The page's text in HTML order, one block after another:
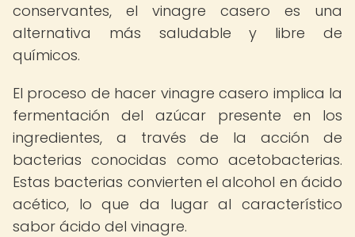
conservantes, el vinagre casero es una
alternativa más saludable y libre de
químicos.
El proceso de hacer vinagre casero implica la
fermentación del azúcar presente en los
ingredientes, a través de la acción de
bacterias conocidas como acetobacterias.
Estas bacterias convierten el alcohol en ácido
acético, lo que da lugar al característico
sabor ácido del vinagre.